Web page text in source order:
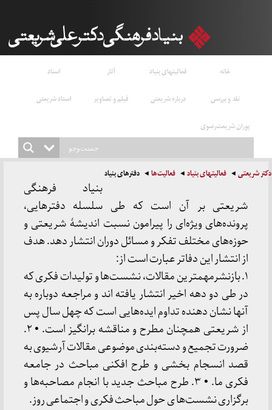
خانه فعالیتهای بنیاد آثار
اسناد
نقد و بررسی
درباره شریعتی فیلم و تصاویر
استاد شریعتی
پوران شریعت‌رضوی
دکتر شریعتی فعالیتهای بنیاد فعالیت‌ها دفترهای بنیاد
بنیاد فرهنگی
شریعتی بر آن است که طی سلسله دفترهایی،
پرونده‌های ویژه‌ای را پیرامون نسبت اندیشهٔ شریعتی و
حوزه‌های مختلف تفکر و مسائل دوران انتشار دهد. هدف
از انتشار این دفاتر عبارت است از:
۱. بازنشرمهمترین مقالات، نشست‌ها و تولیدات فکری که
در طی دو دهه اخیر انتشار یافته اند و مراجعه دوباره به
آنها نشان دهنده تداوم ایده‌هایی است که چهل سال پس
از شریعتی همچنان مطرح و مناقشه برانگیز است. • ۲.
ضرورت تجمیع و دسته‌بندی موضوعی مقالات آرشیوی به
قصد انسجام بخشی و طرح افکنی مباحث در جامعه
فکری ما. • ۳. طرح مباحث جدید با انجام مصاحبه‌ها و
برگزاری نشست‌ها ی حول مباحث فکری و اجتماعی روز.